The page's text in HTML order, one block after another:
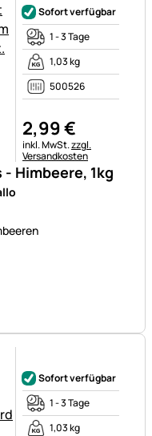
Himbeere, 1kg
Sofort verfügbar
1 - 3 Tage
1,03 kg
500526
2,99€
Steuerhinweis:
inkl. MwSt.zzgl.
Versandkosten
Sofort verfügbar
1 - 3 Tage
1,03 kg